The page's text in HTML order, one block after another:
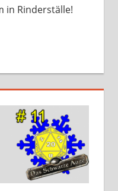
in Rinderställe!